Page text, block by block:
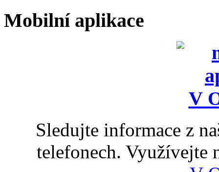
Mobilní aplikace
Sledujte informace z
telefonech. Využívejte